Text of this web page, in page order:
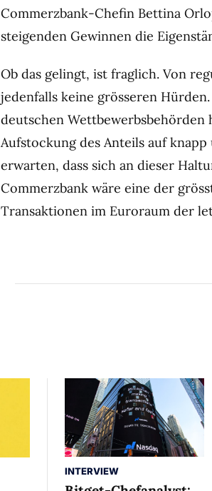
Commerzbank-Chefin Bettina
steigenden Gewinnen die
Ob das gelingt, ist fraglich. Von
jedenfalls keine grösseren
deutschen
Aufstockung des Anteils auf
erwarten, dass sich an dieser
Commerzbank wäre eine der
Transaktionen im Euroraum der
INTERVIEW